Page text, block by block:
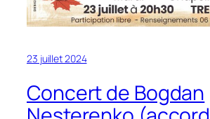
23 juillet 2024
Concert de Bogdan